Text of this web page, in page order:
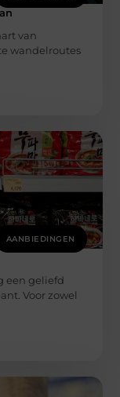
van
wandelroutes
AANBIEDINGEN
een geliefd
Voor zowel